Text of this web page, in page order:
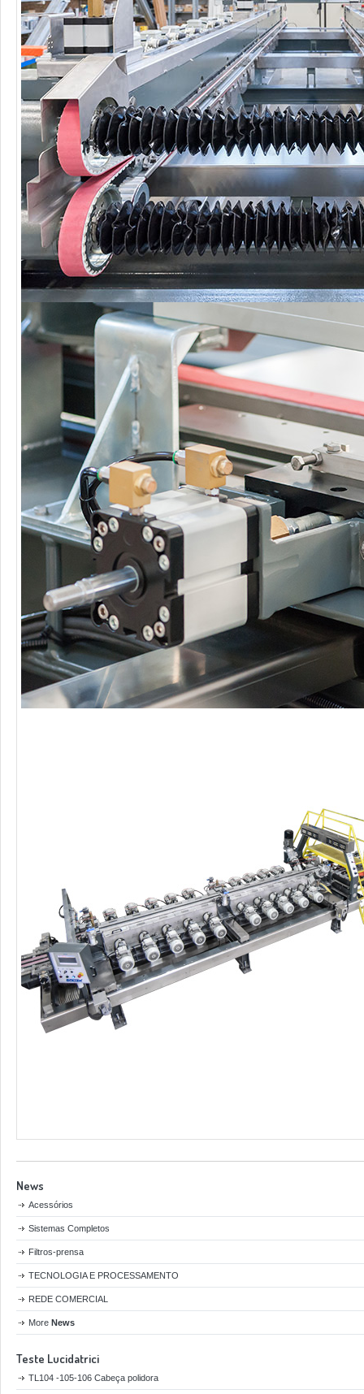
News
Acessórios
Sistemas Completos
Filtros-prensa
TECNOLOGIA E PROCESSAMENTO
REDE COMERCIAL
More News
Teste Lucidatrici
TL104 -105-106 Cabeça polidora